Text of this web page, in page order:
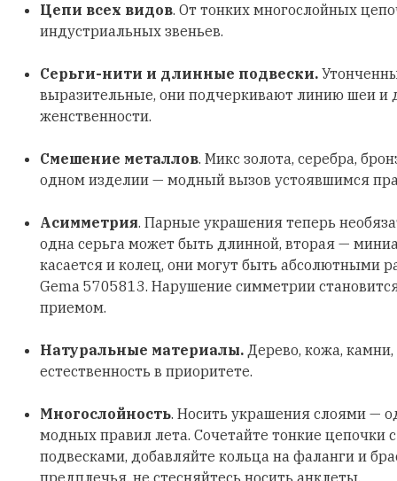
Цепи всех видов. От тонких многослойных
индустриальных звеньев.
Серьги-нити и длинные подвески.
выразительные, они подчеркивают линию шеи и
женственности.
Смешение металлов. Микс золота, серебра,
одном изделии — модный вызов устоявшимся
Асимметрия. Парные украшения теперь
одна серьга может быть длинной, вторая —
касается и колец, они могут быть абсолютными
Gema 5705813. Нарушение симметрии
приемом.
Натуральные материалы. Дерево, кожа,
естественность в приоритете.
Многослойность. Носить украшения слоями —
модных правил лета. Сочетайте тонкие цепочки
подвесками, добавляйте кольца на фаланги и